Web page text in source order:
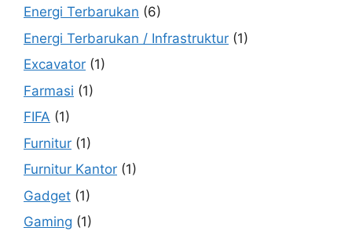
Energi Terbarukan (6)
Energi Terbarukan / Infrastruktur (1)
Excavator (1)
Farmasi (1)
FIFA (1)
Furnitur (1)
Furnitur Kantor (1)
Gadget (1)
Gaming (1)